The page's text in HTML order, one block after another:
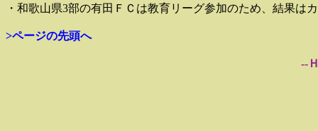
・和歌山県3部の有田ＦＣは教育リーグ参加のため、結果は
>ページの先頭へ
--